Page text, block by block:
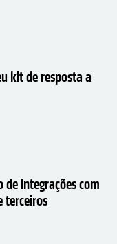
kit de resposta a
integrações com
terceiros